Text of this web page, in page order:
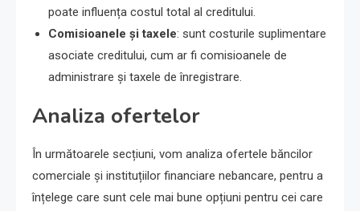
poate influența costul total al creditului.
Comisioanele și taxele: sunt costurile suplimentare
asociate creditului, cum ar fi comisioanele de
administrare și taxele de înregistrare.
Analiza ofertelor
În următoarele secțiuni, vom analiza ofertele băncilor
comerciale și instituțiilor financiare nebancare, pentru a
înțelege care sunt cele mai bune opțiuni pentru cei care